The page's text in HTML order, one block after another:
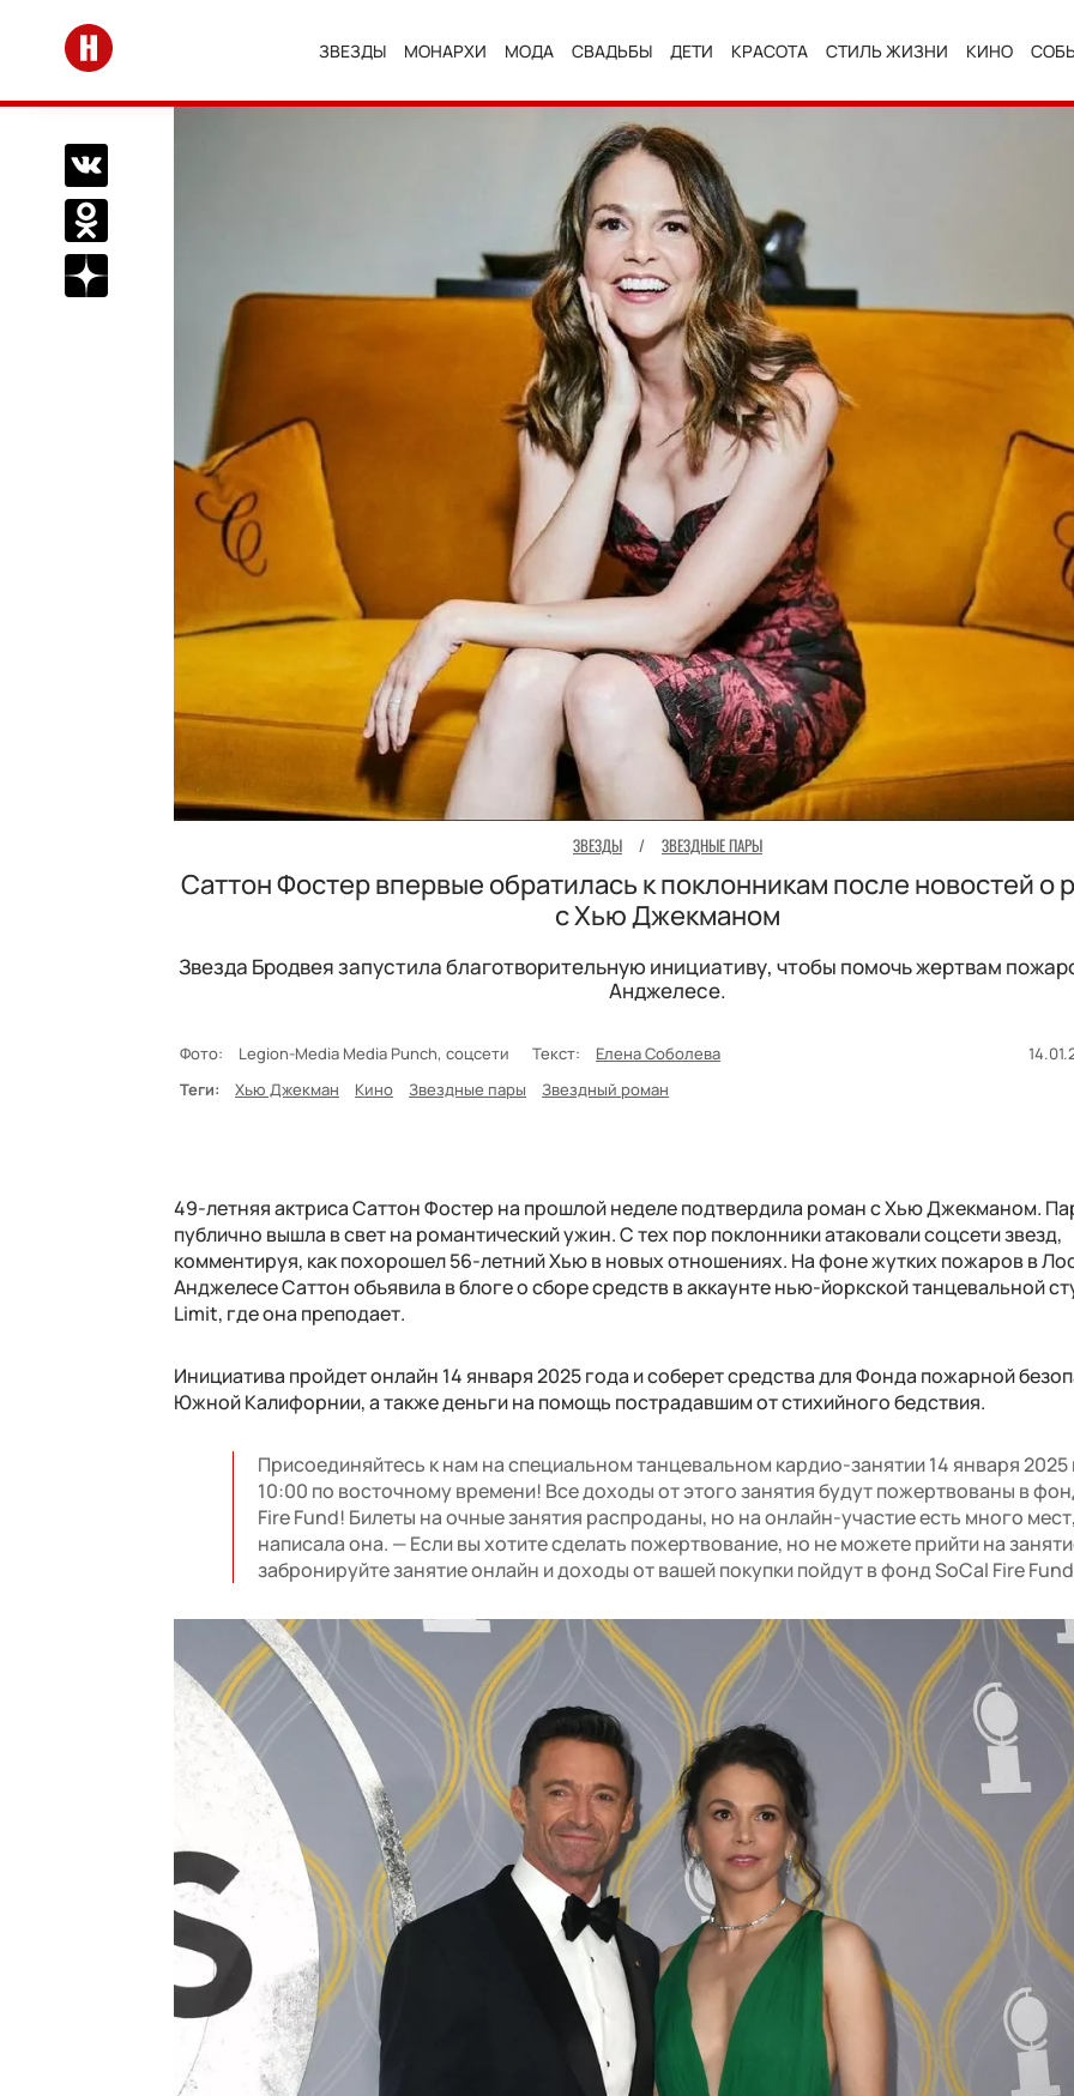
Перейти на главную
ЗВЕЗДЫ МОНАРХИ МОДА СВАДЬБЫ ДЕТИ КРАСОТА СТИЛЬ ЖИЗНИ КИНО
Поделиться Вконтакте
Поделиться в Одноклассниках
Подписаться на нас в Дзен
ЗВЕЗДЫ / ЗВЕЗДНЫЕ ПАРЫ
Саттон Фостер впервые обратилась к поклонникам после новостей о
с Хью Джекманом
Звезда Бродвея запустила благотворительную инициативу, чтобы помочь жертвам
Анджелесе.
Фото: Legion-Media Media Punch, соцсети Текст: Елена Соболева
Теги:
Хью Джекман Кино Звездные пары Звездный роман
49-летняя актриса Саттон Фостер на прошлой неделе подтвердила роман с Хью Джекманом.
публично вышла в свет на романтический ужин. С тех пор поклонники атаковали соцсети звезд,
комментируя, как похорошел 56-летний Хью в новых отношениях. На фоне жутких пожаров в
Анджелесе Саттон объявила в блоге о сборе средств в аккаунте нью-йоркской танцевальной
Limit, где она преподает.
Инициатива пройдет онлайн 14 января 2025 года и соберет средства для Фонда пожарной
Южной Калифорнии, а также деньги на помощь пострадавшим от стихийного бедствия.
Присоединяйтесь к нам на специальном танцевальном кардио-занятии 14 января 2025
10:00 по восточному времени! Все доходы от этого занятия будут пожертвованы в
Fire Fund! Билеты на очные занятия распроданы, но на онлайн-участие есть много
написала она. — Если вы хотите сделать пожертвование, но не можете прийти на
забронируйте занятие онлайн и доходы от вашей покупки пойдут в фонд SoCal Fire